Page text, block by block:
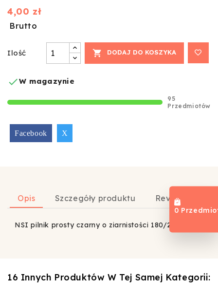
0
4,00 zł
Brutto
Ilość  DODAJ DO KOSZYKA
W magazynie
95
Przedmiotów
Facebook X
Opis Szczegóły produktu Review
NSI pilnik prosty czarny o ziarnistości 180/240.
16 Innych Produktów W Tej Samej Kategorii: